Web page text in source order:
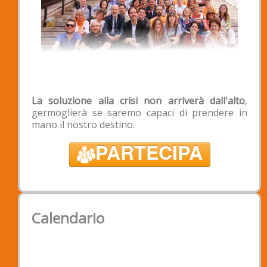
Intestazione: Associazione Padova2020
Banca: Banca Popolare Etica - Filiale di
La soluzione alla crisi non arriverà dall'alto,
germoglierà se saremo capaci di prendere in
mano il nostro destino.
PARTECIPA
Calendario